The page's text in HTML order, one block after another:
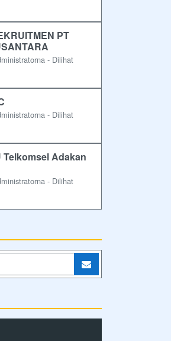
PT
- Dilihat
- Dilihat
Telkomsel Adakan
- Dilihat